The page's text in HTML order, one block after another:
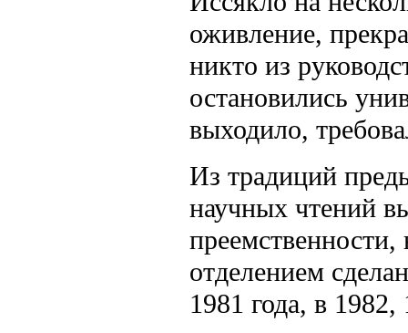
оживление,
никто из
остановились
выходило,
Из традиций
научных чтений
отделением
1981 года, в